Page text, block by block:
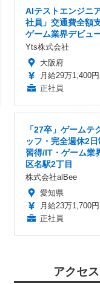
AIテストエンジニ
社員」交通費全額
ゲーム業界デビュ
Yts株式会社
大阪府
月給29万1,400
正社員
「27卒」ゲームテ
ッフ・完全週休2
習得/IT・ゲーム業
区名駅2丁目
株式会社alBee
愛知県
月給23万1,700
正社員
アクセ